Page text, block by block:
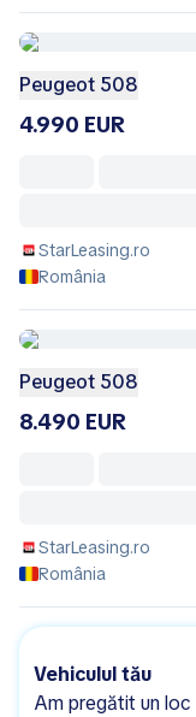
Peugeot 508
4.990 EUR
StarLeasing.ro
România
Peugeot 508
8.490 EUR
StarLeasing.ro
România
Vehiculul tău
Am pregătit un loc